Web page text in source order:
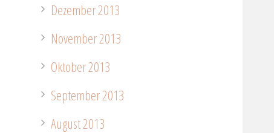
Dezember 2013
November 2013
Oktober 2013
September 2013
August 2013